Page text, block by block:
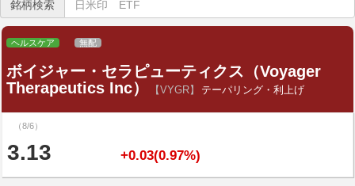
銘柄検索
ヘルスケア 無配
ボイジャー・セラピューティクス（Voyager
Therapeutics Inc）
【VYGR】 テーパリング・利上げ
（8/6）
3.13 +0.03(0.97%)